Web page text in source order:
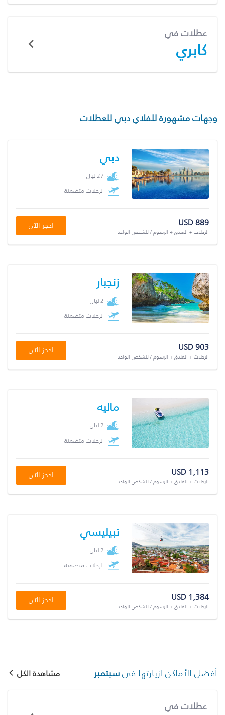
عطلات في
كابري
وجهات مشهورة للفلاي دبي للعطلات
دبي
27 ليال
الرحلات متضمنة
USD 889
الرحلات + الفندق + الرسوم / للشخص الواحد
احجز الآن
زنجبار
2 ليال
الرحلات متضمنة
USD 903
الرحلات + الفندق + الرسوم / للشخص الواحد
احجز الآن
ماليه
2 ليال
الرحلات متضمنة
USD 1,113
الرحلات + الفندق + الرسوم / للشخص الواحد
احجز الآن
تبيليسي
2 ليال
الرحلات متضمنة
USD 1,384
الرحلات + الفندق + الرسوم / للشخص الواحد
احجز الآن
أفضل الأماكن لزيارتها فيسبتمبر مشاهدة الكل
عطلات في